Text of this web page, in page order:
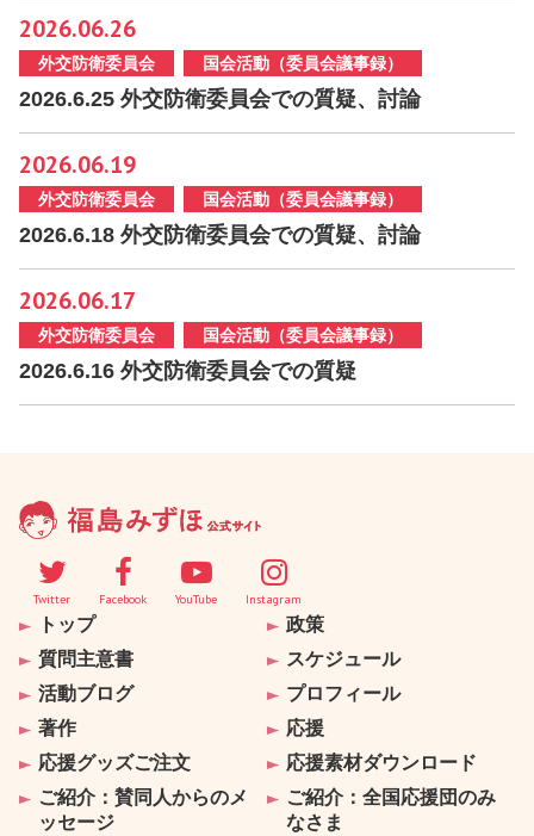
2026.06.26
外交防衛委員会 国会活動（委員会議事録）
2026.6.25 外交防衛委員会での質疑、討論
2026.06.19
外交防衛委員会 国会活動（委員会議事録）
2026.6.18 外交防衛委員会での質疑、討論
2026.06.17
外交防衛委員会 国会活動（委員会議事録）
2026.6.16 外交防衛委員会での質疑
Twitter Facebook YouTube Instagram
トップ
政策
質問主意書
スケジュール
活動ブログ
プロフィール
著作
応援
応援グッズご注文
応援素材ダウンロード
ご紹介：賛同人からのメ
ッセージ
ご紹介：全国応援団のみ
なさま